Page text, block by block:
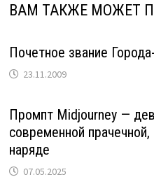
ВАМ ТАКЖЕ МОЖЕТ
Почетное звание
23.11.2009
Промпт Midjourney —
современной
наряде
07.05.2025